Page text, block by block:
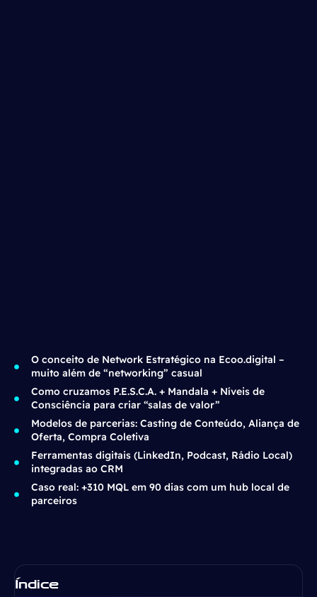
O conceito de Network Estratégico na Ecoo.digital –
muito além de “networking” casual
Como cruzamos P.E.S.C.A. + Mandala + Níveis de
Consciência para criar “salas de valor”
Modelos de parcerias: Casting de Conteúdo, Aliança de
Oferta, Compra Coletiva
Ferramentas digitais (LinkedIn, Podcast, Rádio Local)
integradas ao CRM
Caso real: +310 MQL em 90 dias com um hub local de
parceiros
Índice